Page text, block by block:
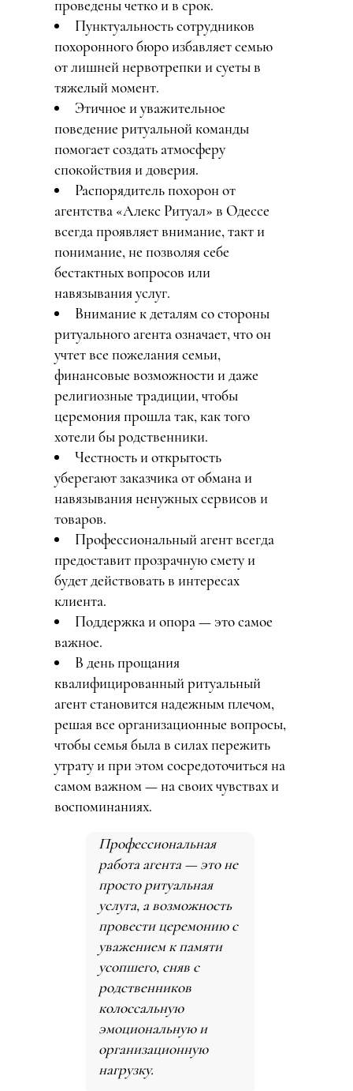
проведены четко и в срок.
Пунктуальность сотрудников
похоронного бюро избавляет семью
от лишней нервотрепки и суеты в
тяжелый момент.
Этичное и уважительное
поведение ритуальной команды
помогает создать атмосферу
спокойствия и доверия.
Распорядитель похорон от
агентства «Алекс Ритуал» в Одессе
всегда проявляет внимание, такт и
понимание, не позволяя себе
бестактных вопросов или
навязывания услуг.
Внимание к деталям со стороны
ритуального агента означает, что он
учтет все пожелания семьи,
финансовые возможности и даже
религиозные традиции, чтобы
церемония прошла так, как того
хотели бы родственники.
Честность и открытость
уберегают заказчика от обмана и
навязывания ненужных сервисов и
товаров.
Профессиональный агент всегда
предоставит прозрачную смету и
будет действовать в интересах
клиента.
Поддержка и опора — это самое
важное.
В день прощания
квалифицированный ритуальный
агент становится надежным плечом,
решая все организационные вопросы,
чтобы семья была в силах пережить
утрату и при этом сосредоточиться на
самом важном — на своих чувствах и
воспоминаниях.
Профессиональная
работа агента — это не
просто ритуальная
услуга, а возможность
провести церемонию с
уважением к памяти
усопшего, сняв с
родственников
колоссальную
эмоциональную и
организационную
нагрузку.